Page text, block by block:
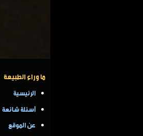
ما وراء الطبيعة
الرئيسية
أسئلة شائعة
عن الموقع